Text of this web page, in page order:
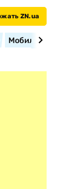
ZN.ua